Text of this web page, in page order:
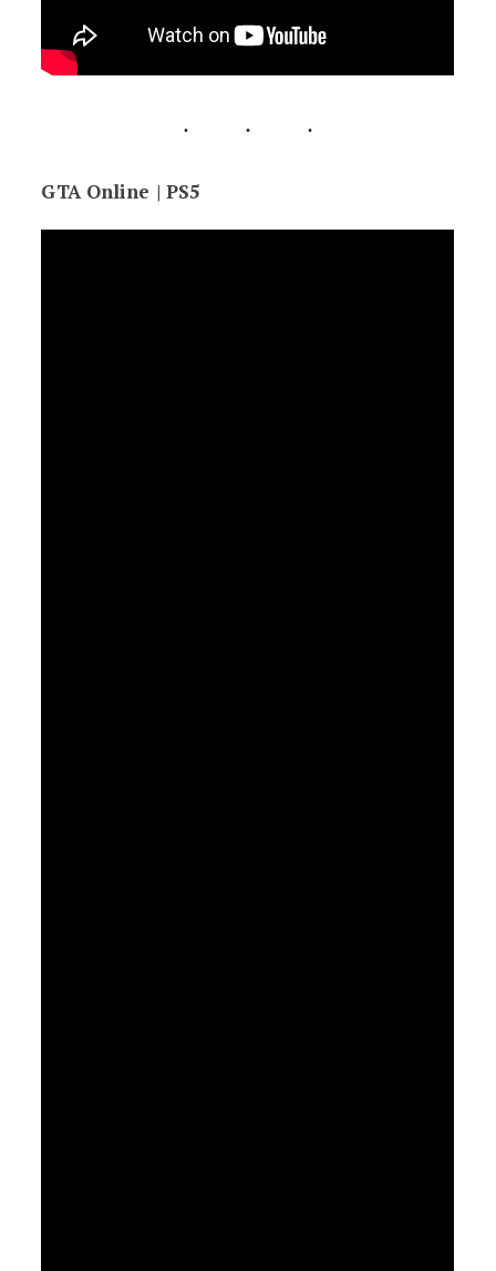
GTA Online | PS5